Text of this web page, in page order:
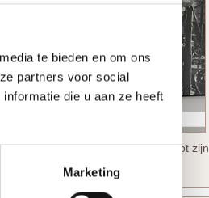
te bieden en om ons
partners voor social
die u aan ze heeft
Marketing
interieur de WK 6314 het mooist tot zijn